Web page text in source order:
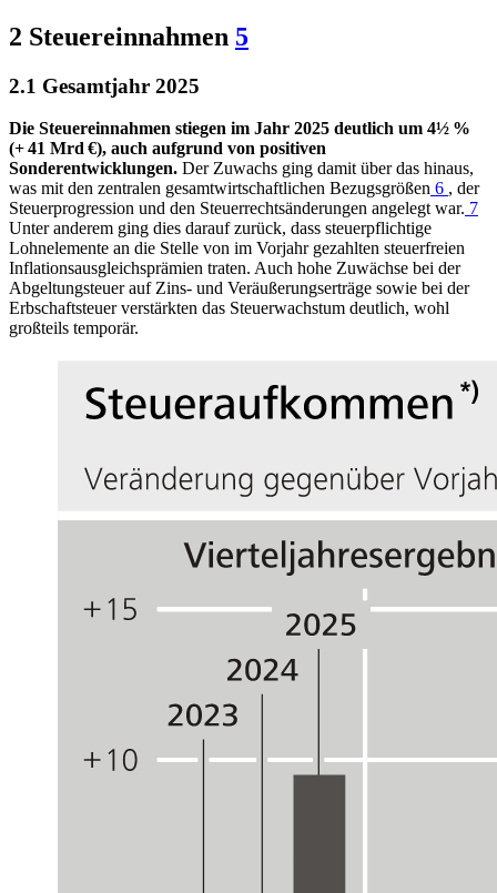
2 Steuereinnahmen 5
2.1 Gesamtjahr 2025
Die Steuereinnahmen stiegen im Jahr 2025 deutlich um 4½ %
(+⁠ 41 Mrd €), auch aufgrund von positiven
Sonderentwicklungen. Der Zuwachs ging damit über das hinaus,
was mit den zentralen gesamtwirtschaftlichen Bezugsgrößen 6 , der
Steuerprogression und den Steuerrechtsänderungen angelegt war. 7
Unter anderem ging dies darauf zurück, dass steuerpflichtige
Lohnelemente an die Stelle von im Vorjahr gezahlten steuerfreien
Inflationsausgleichsprämien traten. Auch hohe Zuwächse bei der
Abgeltungsteuer auf Zins- und Veräußerungserträge sowie bei der
Erbschaftsteuer verstärkten das Steuerwachstum deutlich, wohl
großteils temporär.